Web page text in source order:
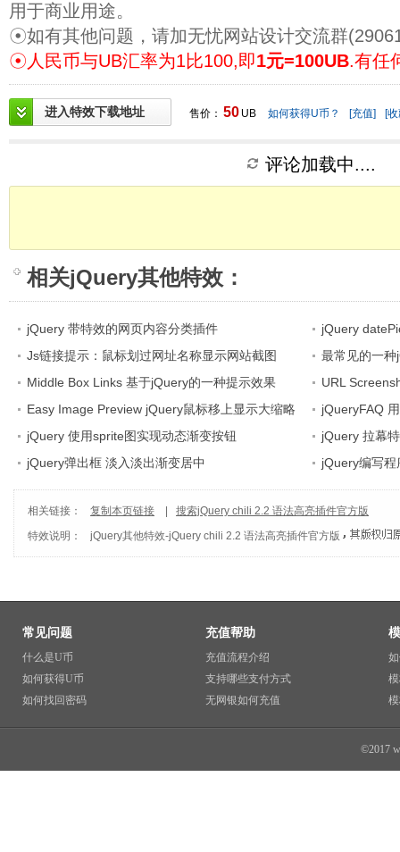
用于商业用途。
☉如有其他问题，请加无忧网站设计交流群
☉人民币与UB汇率为1比100,即1元=100UB.有任
进入特效下载地址 售价： 50 UB 如何获得U币？ [充值] [
评论加载中....
相关jQuery其他特效 ：
jQuery 带特效的网页内容分类插件
jQuery
Js链接提示：鼠标划过网址名称显示网站截图
最常见的一
Middle Box Links 基于jQuery的一种提示效果
URL
示
Easy Image Preview jQuery鼠标移上显示大缩略
图功能
jQueryFAQ
jQuery 使用sprite图实现动态渐变按钮
jQuery 拉幕
jQuery弹出框 淡入淡出渐变居中
jQuery编写
相关链接： 复制本页链接
搜索jQuery chili 2.2 语法高亮插件官方版
特效说明：
jQuery其他特效-jQuery chili 2.2 语法高亮插件官方版
常见问题
什么是U币
如何获得U币
如何找回密码
充值帮助
充值流程介绍
支持哪些支付方式
无网银如何充值
©2017